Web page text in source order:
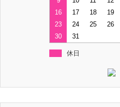
16
17 18 19
23
24 25 26
30
31
休日